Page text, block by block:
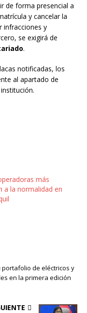
de forma presencial a
y cancelar la
infracciones y
se exigirá de
.
notificadas, los
al apartado de
más
a la normalidad en
portafolio de eléctricos y
en la primera edición